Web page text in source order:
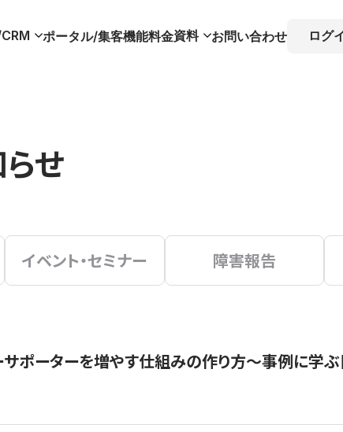
ポータル/集客機能料金資料 お問い合わせ ログ
せ
イベント・セミナー 障害報告
ーサポーターを増やす仕組みの作り方〜事例に学